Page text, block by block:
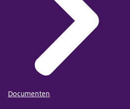
Documenten